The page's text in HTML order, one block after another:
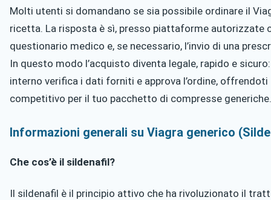
Molti utenti si domandano se sia possibile ordinare il
ricetta. La risposta è sì, presso piattaforme autorizzate
questionario medico e, se necessario, l’invio di una
In questo modo l’acquisto diventa legale, rapido e
interno verifica i dati forniti e approva l’ordine, offrendoti
competitivo per il tuo pacchetto di compresse generiche.
Informazioni generali su Viagra generico
Che cos’è il sildenafil?
Il sildenafil è il principio attivo che ha rivoluzionato il